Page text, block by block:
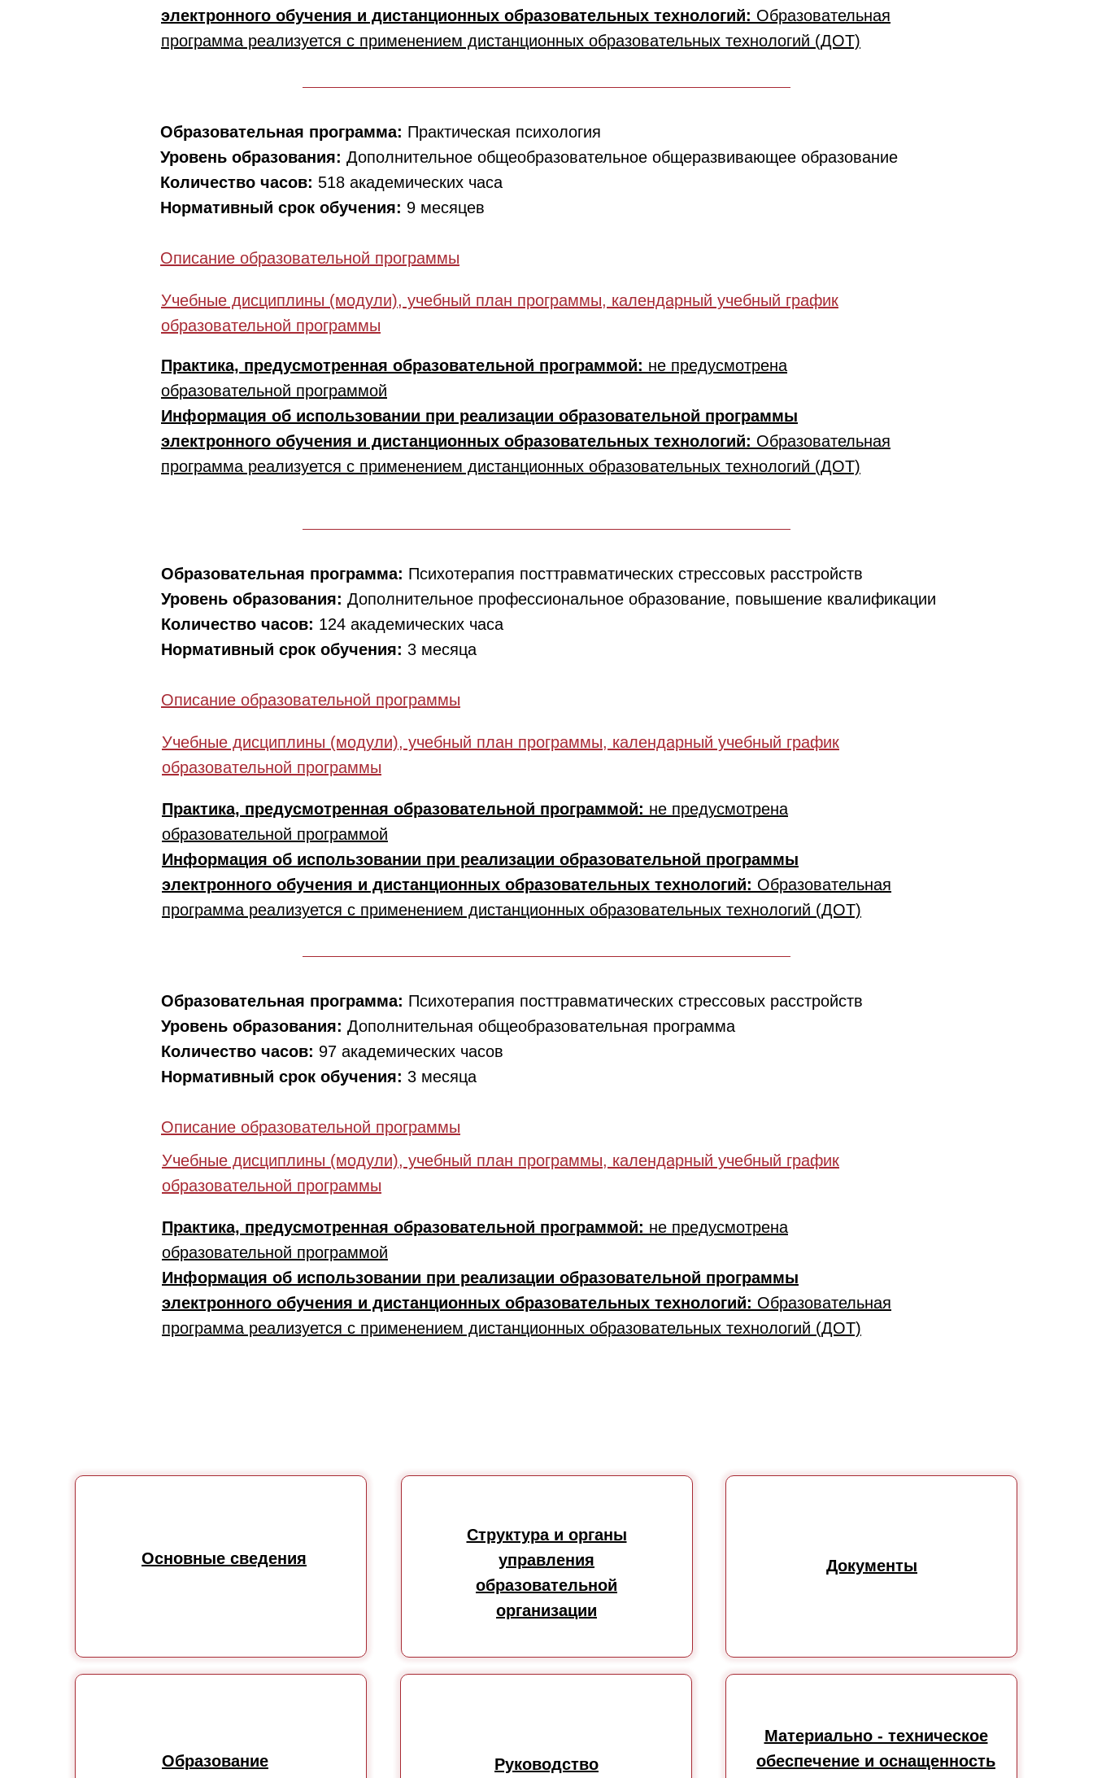
электронного обучения и дистанционных образовательных технологий: Образовательная
программа реализуется с применением дистанционных образовательных технологий (ДОТ)
Практика, предусмотренная образовательной программой: не предусмотрена
образовательной программой
Информация об использовании при реализации образовательной программы
электронного обучения и дистанционных образовательных технологий: Образовательная
программа реализуется с применением дистанционных образовательных технологий (ДОТ)
Образовательная программа: Практическая психология
Уровень образования: Дополнительное общеобразовательное общеразвивающее образование
Количество часов: 518 академических часа
Нормативный срок обучения: 9 месяцев
Описание образовательной программы
Учебные дисциплины (модули), учебный план программы, календарный учебный график
образовательной программы
Практика, предусмотренная образовательной программой: не предусмотрена
образовательной программой
Информация об использовании при реализации образовательной программы
электронного обучения и дистанционных образовательных технологий: Образовательная
программа реализуется с применением дистанционных образовательных технологий (ДОТ)
Образовательная программа: Психотерапия посттравматических стрессовых расстройств
Уровень образования: Дополнительное профессиональное образование, повышение квалификации
Количество часов: 124 академических часа
Нормативный срок обучения: 3 месяца
Описание образовательной программы
Учебные дисциплины (модули), учебный план программы, календарный учебный график
образовательной программы
Учебные дисциплины (модули), учебный план программы, календарный учебный график
образовательной программы
Образовательная программа: Психотерапия посттравматических стрессовых расстройств
Уровень образования: Дополнительная общеобразовательная программа
Количество часов: 97 академических часов
Нормативный срок обучения: 3 месяца
Описание образовательной программы
Практика, предусмотренная образовательной программой: не предусмотрена
образовательной программой
Информация об использовании при реализации образовательной программы
электронного обучения и дистанционных образовательных технологий: Образовательная
программа реализуется с применением дистанционных образовательных технологий (ДОТ)
Основные сведения
Образование Руководство
Материально - техническое
обеспечение и оснащенность
Структура и органы
управления
образовательной
организации
Документы